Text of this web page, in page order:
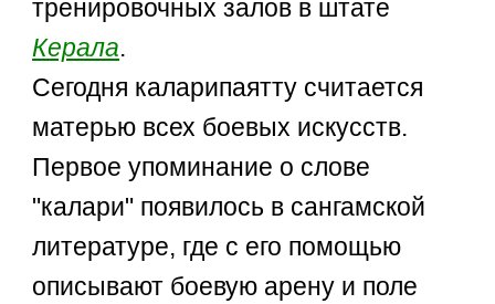
тренировочных залов в штате
Керала.
Сегодня каларипаятту считается
матерью всех боевых искусств.
Первое упоминание о слове
"калари" появилось в сангамской
литературе, где с его помощью
описывают боевую арену и поле